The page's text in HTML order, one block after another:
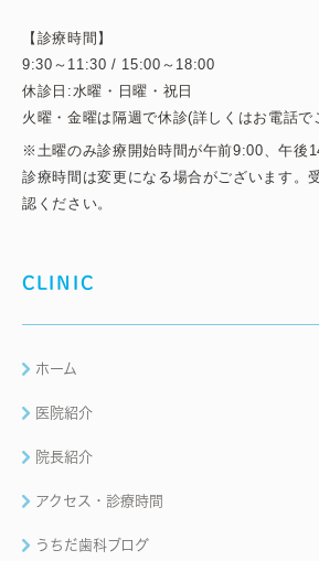
【診療時間】
9:30～11:30 / 15:00～18:00
休診日:水曜・日曜・祝日
火曜・金曜は隔週で休診(詳しくはお電話で
※土曜のみ診療開始時間が午前9:00、午後
診療時間は変更になる場合がございます。
認ください。
CLINIC
ホーム
医院紹介
院長紹介
アクセス・診療時間
うちだ歯科ブログ